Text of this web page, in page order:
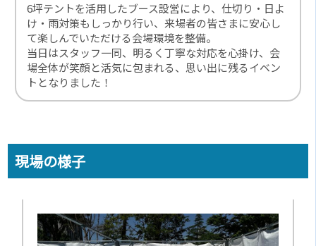
6坪テントを活用したブース設営により、仕切り・日よ
け・雨対策もしっかり行い、来場者の皆さまに安心し
て楽しんでいただける会場環境を整備。
当日はスタッフ一同、明るく丁寧な対応を心掛け、会
場全体が笑顔と活気に包まれる、思い出に残るイベン
トとなりました！
現場の様子